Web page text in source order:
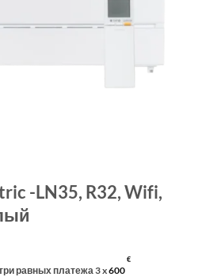
-LN35, R32, Wifi,
равных платежа 3 x600
€